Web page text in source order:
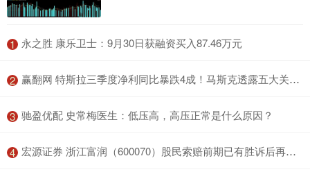
1 ​永之胜 康乐卫士：9月30日获融资买入87.46万元
2 ​赢翻网 特斯拉三季度净利同比暴跌4成！马斯克透露五大关键进展，为天价薪酬拉票
3 ​驰盈优配 史常梅医生：低压高，高压正常是什么原因？
4 ​宏源证券 浙江富润（600070）股民索赔前期已有胜诉后再提交立案， 路桥信息索赔案继续推进